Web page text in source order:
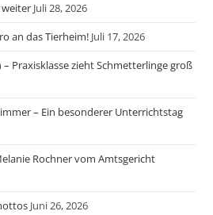
Juli 28, 2026
an das Tierheim! Juli 17, 2026
Praxisklasse zieht Schmetterlinge groß
– Ein besonderer Unterrichtstag
Rochner vom Amtsgericht
Juni 26, 2026